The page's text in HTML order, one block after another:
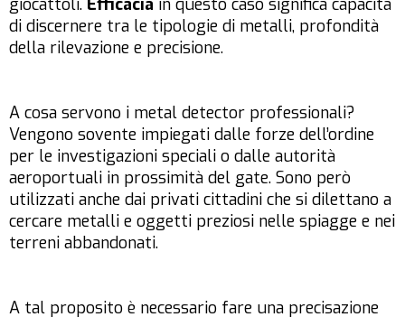
di discernere tra le tipologie di metalli, profondità
della rilevazione e precisione.
A cosa servono i metal detector professionali?
Vengono sovente impiegati dalle forze dell’ordine
per le investigazioni speciali o dalle autorità
aeroportuali in prossimità del gate. Sono però
utilizzati anche dai privati cittadini che si dilettano a
cercare metalli e oggetti preziosi nelle spiagge e nei
terreni abbandonati.
A tal proposito è necessario fare una precisazione